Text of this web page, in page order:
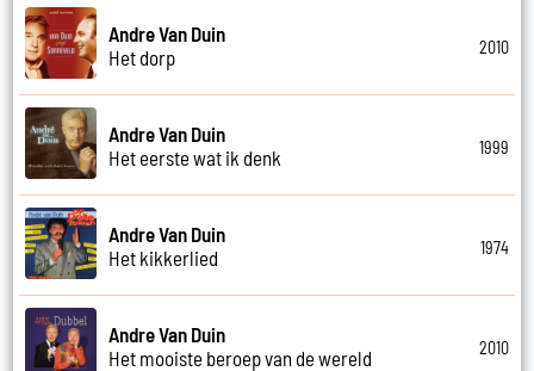
Andre Van Duin
Het dorp
2010
Andre Van Duin
Het eerste wat ik denk
1999
Andre Van Duin
Het kikkerlied
1974
Andre Van Duin
Het mooiste beroep van de wereld
2010